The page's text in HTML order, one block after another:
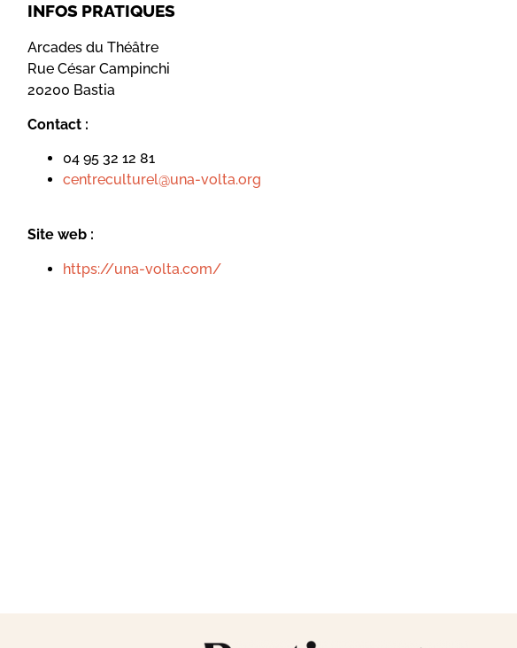
INFOS PRATIQUES
Arcades du Théâtre
Rue César Campinchi
20200 Bastia
Contact :
04 95 32 12 81
centreculturel@una-volta.org
Site web :
https://una-volta.com/